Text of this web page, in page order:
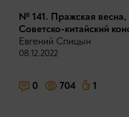
№ 141. Пражская весна,
Советско-китайский
Евгений Спицын
08.12.2022
0 704 1